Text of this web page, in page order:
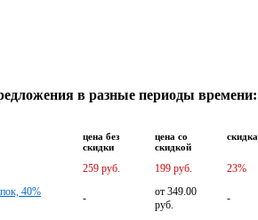
в разные периоды времени:
цена без
скидки
цена со
скидкой
скидка
259 руб. 199 руб. 23%
40%
-
от 349.00
руб.
-